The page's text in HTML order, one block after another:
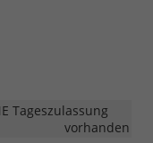
Tageszulassung
vorhanden